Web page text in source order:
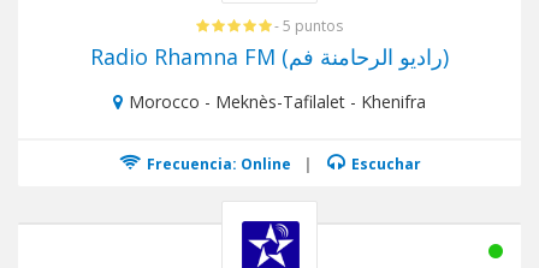
- 5 puntos
Radio Rhamna FM (راديو الرحامنة فم)
Morocco - Meknès-Tafilalet - Khenifra
Frecuencia: Online | Escuchar